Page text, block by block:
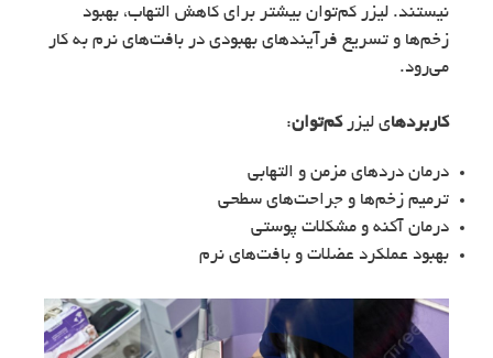
نیستند. لیزر کم‌توان بیشتر برای کاهش التهاب، بهبود
زخم‌ها و تسریع فرآیندهای بهبودی در بافت‌های نرم به کار
می‌رود.
کاربردهای لیزرکم‌توان:
درمان دردهای مزمن و التهابی
ترمیم زخم‌ها و جراحت‌های سطحی
درمان آکنه و مشکلات پوستی
بهبود عملکرد عضلات و بافت‌های نرم